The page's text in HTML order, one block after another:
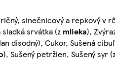
slnečnicový a repkový v
srvátka (z mlieka),
disodný), Cukor, Sušená
), Sušený petržlen, Sušený syr